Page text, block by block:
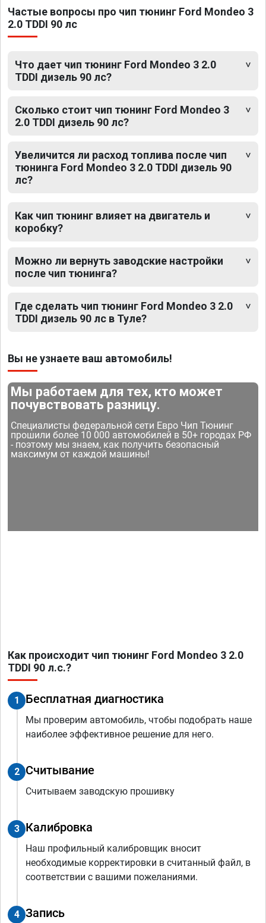
Частые вопросы про чип тюнинг Ford Mondeo 3
2.0 TDDI 90 лс
Что дает чип тюнинг Ford Mondeo 3 2.0
TDDI дизель 90 лс?
Сколько стоит чип тюнинг Ford Mondeo 3
2.0 TDDI дизель 90 лс?
Увеличится ли расход топлива после чип
тюнинга Ford Mondeo 3 2.0 TDDI дизель 90
лс?
Как чип тюнинг влияет на двигатель и
коробку?
Можно ли вернуть заводские настройки
после чип тюнинга?
Где сделать чип тюнинг Ford Mondeo 3 2.0
TDDI дизель 90 лс в Туле?
Вы не узнаете ваш автомобиль!
Мы работаем для тех, кто может
почувствовать разницу.
Специалисты федеральной сети Евро Чип Тюнинг
прошили более 10 000 автомобилей в 50+ городах РФ
- поэтому мы знаем, как получить безопасный
максимум от каждой машины!
Как происходит чип тюнинг Ford Mondeo 3 2.0
TDDI 90 л.с.?
1 Бесплатная диагностика
Мы проверим автомобиль, чтобы подобрать наше
наиболее эффективное решение для него.
2 Считывание
Считываем заводскую прошивку
3 Калибровка
Наш профильный калибровщик вносит
необходимые корректировки в считанный файл, в
соответствии с вашими пожеланиями.
4 Запись